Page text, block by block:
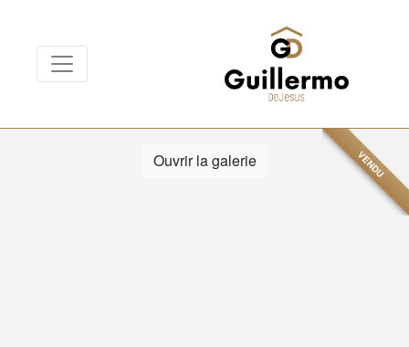
VENDU
Ouvrir la galerie